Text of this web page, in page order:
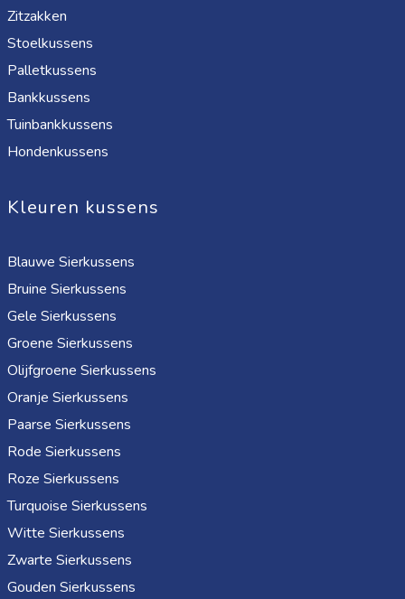
Zitzakken
Stoelkussens
Palletkussens
Bankkussens
Tuinbankkussens
Hondenkussens
Kleuren kussens
Blauwe Sierkussens
Bruine Sierkussens
Gele Sierkussens
Groene Sierkussens
Olijfgroene Sierkussens
Oranje Sierkussens
Paarse Sierkussens
Rode Sierkussens
Roze Sierkussens
Turquoise Sierkussens
Witte Sierkussens
Zwarte Sierkussens
Gouden Sierkussens